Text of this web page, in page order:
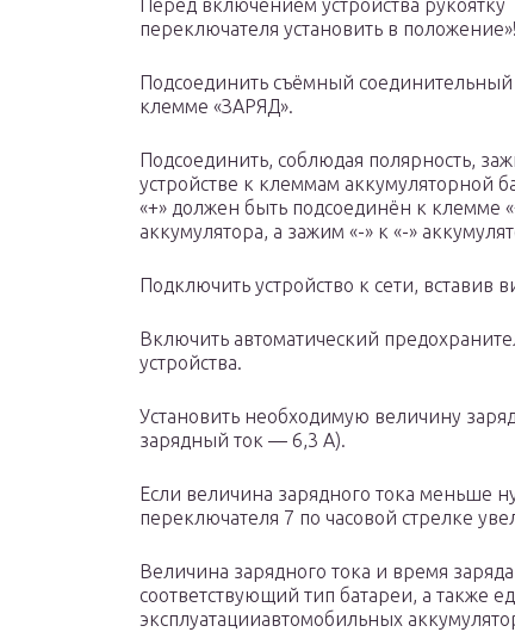
Перед включением устройства рукоятку
переключателя установить в
Подсоединить съёмный
клемме «ЗАРЯД».
Подсоединить, соблюдая полярность,
устройстве к клеммам аккумуляторной
«+» должен быть подсоединён к клемме
аккумулятора, а зажим «-» к «-»
Подключить устройство к сети, вставив
Включить автоматический
устройства.
Установить необходимую величину
зарядный ток — 6,3 А).
Если величина зарядного тока меньше
переключателя 7 по часовой стрелке
Величина зарядного тока и время
соответствующий тип батареи, а также
эксплуатацииавтомобильных